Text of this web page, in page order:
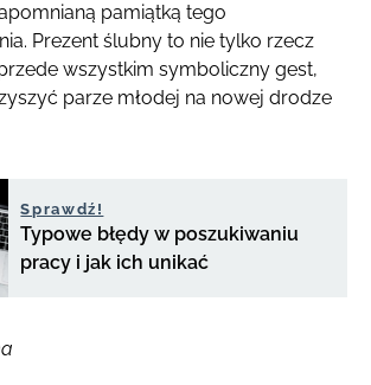
pamiątką tego
Prezent ślubny to nie tylko rzecz
wszystkim symboliczny gest,
parze młodej na nowej drodze
Sprawdź!
Typowe błędy w poszukiwaniu
pracy i jak ich unikać